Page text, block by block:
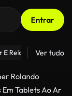
Entrar
E Relacionamentos
Ver tudo
Rolando
Tablets Ao Ar